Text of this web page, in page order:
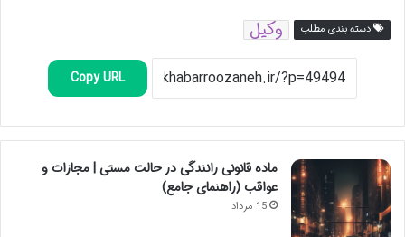
دسته بندی مطلب وکیل
Copy URL
ماده قانونی رانندگی در حالت مستی | مجازات و
عواقب (راهنمای جامع)
15 مرداد